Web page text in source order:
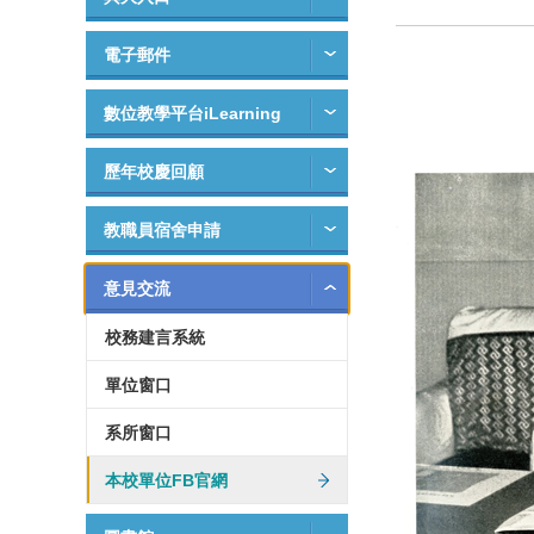
電子郵件
數位教學平台iLearning
歷年校慶回顧
教職員宿舍申請
意見交流
校務建言系統
單位窗口
系所窗口
本校單位FB官網